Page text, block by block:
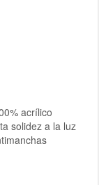
acrílico
solidez a la luz